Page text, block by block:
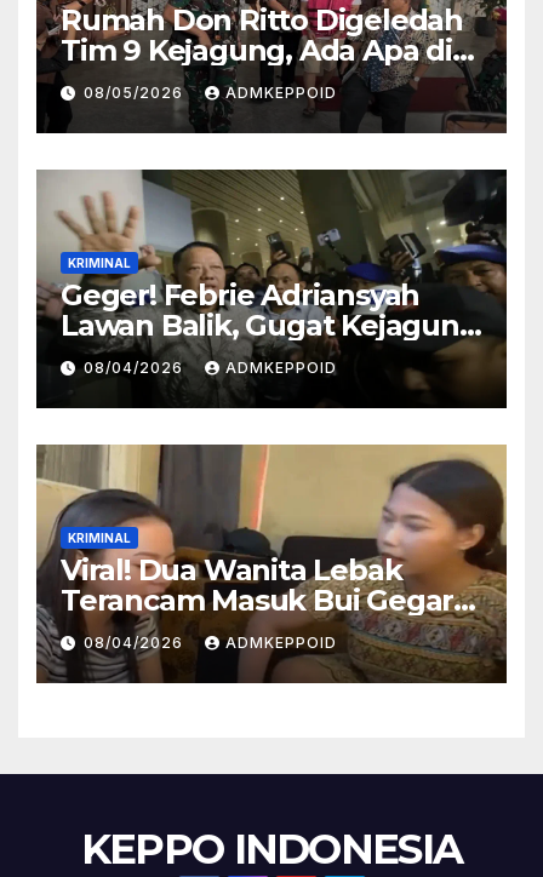
Rumah Don Ritto Digeledah
Tim 9 Kejagung, Ada Apa di
Balik Kasus TPPU Febrie?
08/05/2026 ADMKEPPOID
KRIMINAL
Geger! Febrie Adriansyah
Lawan Balik, Gugat Kejagung
dan Kortas Tipidkor Polri
Lewat Praperadilan
08/04/2026 ADMKEPPOID
KRIMINAL
Viral! Dua Wanita Lebak
Terancam Masuk Bui Gegara
Kasus Injak Al-Qur’an, Ini
Fakta Persidangannya
08/04/2026 ADMKEPPOID
KEPPO INDONESIA